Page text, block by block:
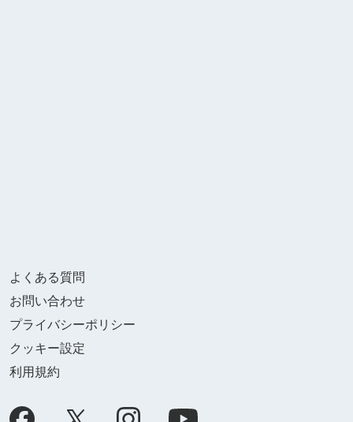
よくある質問
お問い合わせ
プライバシーポリシー
クッキー設定
利用規約